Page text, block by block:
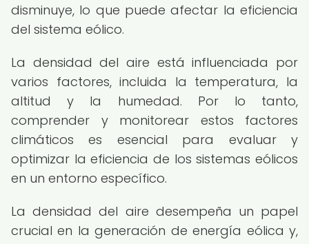
disminuye, lo que puede afectar la eficiencia
del sistema eólico.
La densidad del aire está influenciada por
varios factores, incluida la temperatura, la
altitud y la humedad. Por lo tanto,
comprender y monitorear estos factores
climáticos es esencial para evaluar y
optimizar la eficiencia de los sistemas eólicos
en un entorno específico.
La densidad del aire desempeña un papel
crucial en la generación de energía eólica y,